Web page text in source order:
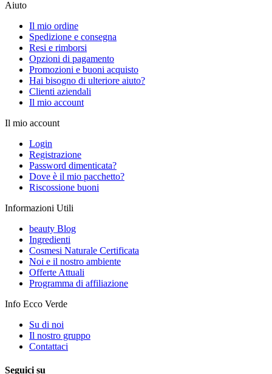
Aiuto
Il mio ordine
Spedizione e consegna
Resi e rimborsi
Opzioni di pagamento
Promozioni e buoni acquisto
Hai bisogno di ulteriore aiuto?
Clienti aziendali
Il mio account
Il mio account
Login
Registrazione
Password dimenticata?
Dove è il mio pacchetto?
Riscossione buoni
Informazioni Utili
beauty Blog
Ingredienti
Cosmesi Naturale Certificata
Noi e il nostro ambiente
Offerte Attuali
Programma di affiliazione
Info Ecco Verde
Su di noi
Il nostro gruppo
Contattaci
Seguici su